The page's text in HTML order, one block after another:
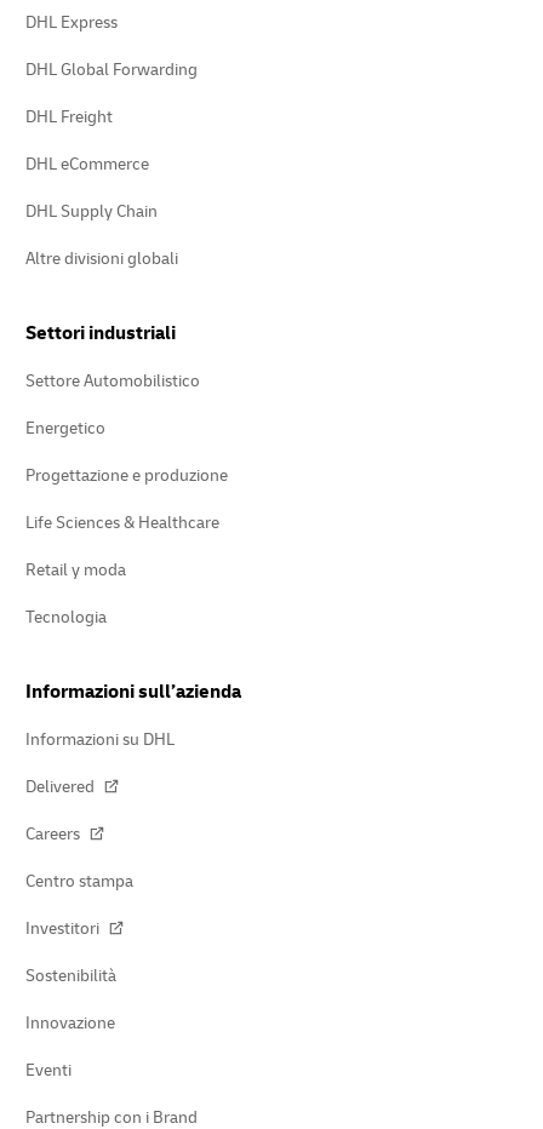
DHL Express
DHL Global Forwarding
DHL Freight
DHL eCommerce
DHL Supply Chain
Altre divisioni globali
Settori industriali
Settore Automobilistico
Energetico
Progettazione e produzione
Life Sciences & Healthcare
Retail y moda
Tecnologia
Informazioni sull’azienda
Informazioni su DHL
Delivered
Careers
Centro stampa
Investitori
Sostenibilità
Innovazione
Eventi
Partnership con i Brand